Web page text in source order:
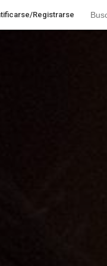
Registrarse